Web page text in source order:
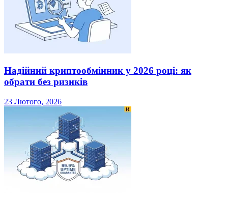
Надійний криптообмінник у 2026 році: як
обрати без ризиків
23 Лютого, 2026